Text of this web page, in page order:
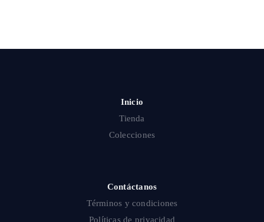
Inicio
Tienda
Colecciones
Contáctanos
Términos y condiciones
Políticas de privacidad